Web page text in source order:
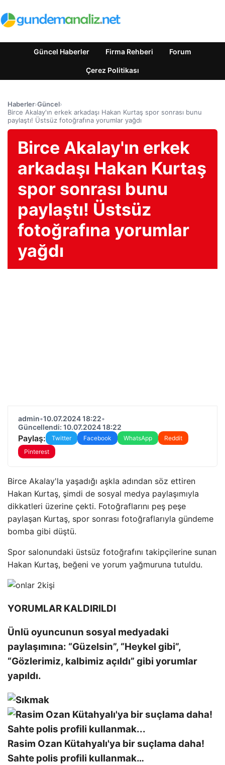
Güncel Haberler Firma Rehberi Forum
Çerez Politikası
Haberler›Güncel›
Birce Akalay'ın erkek arkadaşı Hakan Kurtaş spor sonrası bunu
paylaştı! Üstsüz fotoğrafına yorumlar yağdı
Birce Akalay'ın erkek
arkadaşı Hakan Kurtaş
spor sonrası bunu
paylaştı! Üstsüz
fotoğrafına yorumlar
yağdı
admin•10.07.2024 18:22•
Güncellendi: 10.07.2024 18:22
Paylaş: Twitter Facebook WhatsApp
Reddit
Pinterest
Birce Akalay'la yaşadığı aşkla adından söz ettiren
Hakan Kurtaş, şimdi de sosyal medya paylaşımıyla
dikkatleri üzerine çekti. Fotoğraflarını peş peşe
paylaşan Kurtaş, spor sonrası fotoğraflarıyla gündeme
bomba gibi düştü.
Spor salonundaki üstsüz fotoğrafını takipçilerine sunan
Hakan Kurtaş, beğeni ve yorum yağmuruna tutuldu.
YORUMLAR KALDIRILDI
Ünlü oyuncunun sosyal medyadaki
paylaşımına: “Güzelsin”, “Heykel gibi”,
“Gözlerimiz, kalbimiz açıldı” gibi yorumlar
yapıldı.
Rasim Ozan Kütahyalı'ya bir suçlama daha!
Sahte polis profili kullanmak…